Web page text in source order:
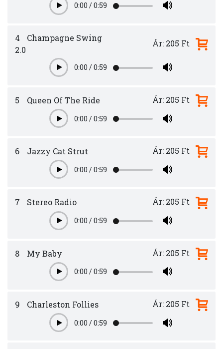
Play0:00 /0:59
4
Champagne Swing
2.0
Play0:00 /0:59
Ár: 205 Ft
5 Queen Of The Ride
Play0:00 /0:59
Ár: 205 Ft
6 Jazzy Cat Strut
Play0:00 /0:59
Ár: 205 Ft
7 Stereo Radio
Play0:00 /0:59
Ár: 205 Ft
8 My Baby
Play0:00 /0:59
Ár: 205 Ft
9 Charleston Follies
Play0:00 /0:59
Ár: 205 Ft